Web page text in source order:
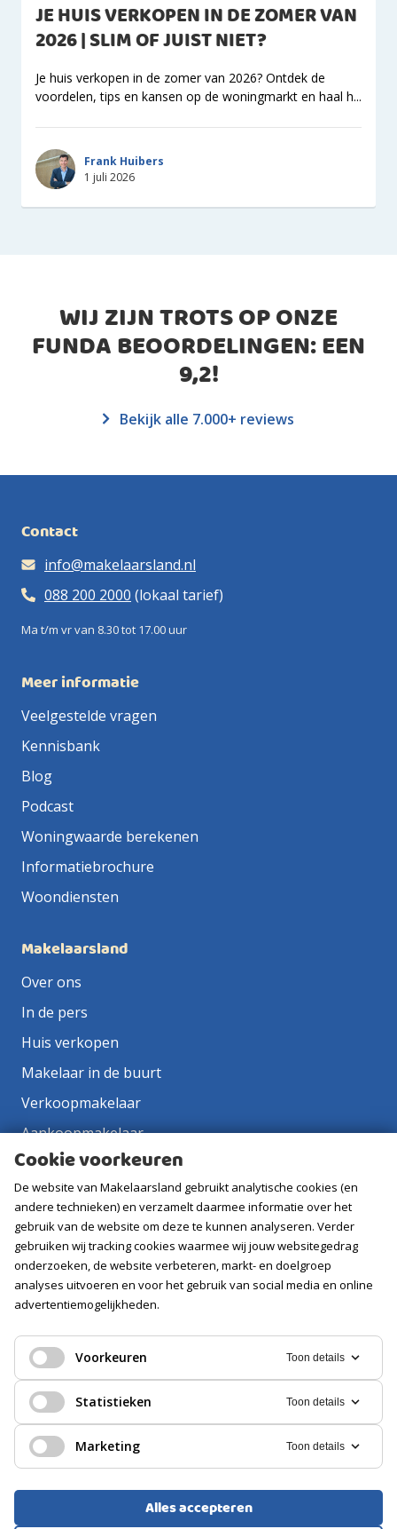
JE HUIS VERKOPEN IN DE ZOMER VAN
2026 | SLIM OF JUIST NIET?
Je huis verkopen in de zomer van 2026? Ontdek de
voordelen, tips en kansen op de woningmarkt en haal h...
Frank Huibers
1 juli 2026
WIJ ZIJN TROTS OP ONZE
FUNDA BEOORDELINGEN: EEN
9,2!
Bekijk alle 7.000+ reviews
Contact
info@makelaarsland.nl
088 200 2000 (lokaal tarief)
Ma t/m vr van 8.30 tot 17.00 uur
Meer informatie
Veelgestelde vragen
Kennisbank
Blog
Podcast
Woningwaarde berekenen
Informatiebrochure
Woondiensten
Makelaarsland
Over ons
In de pers
Huis verkopen
Makelaar in de buurt
Verkoopmakelaar
Aankoopmakelaar
Contact
Vacatures
Volg ons
Cookie voorkeuren
De website van Makelaarsland gebruikt analytische cookies (en
andere technieken) en verzamelt daarmee informatie over het
gebruik van de website om deze te kunnen analyseren. Verder
gebruiken wij tracking cookies waarmee wij jouw websitegedrag
onderzoeken, de website verbeteren, markt- en doelgroep
analyses uitvoeren en voor het gebruik van social media en online
advertentiemogelijkheden.
Voorkeuren Toon details
Statistieken Toon details
Marketing Toon details
Alles accepteren